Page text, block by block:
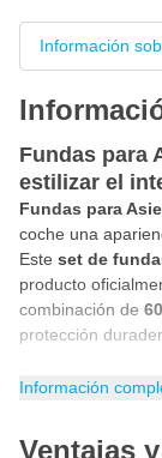
Información
Fundas para
estilizar el
Fundas para
coche una
Este set de
producto
combinación de
protección
Set de fundas
práctico
universaly son
Información
Ventajas